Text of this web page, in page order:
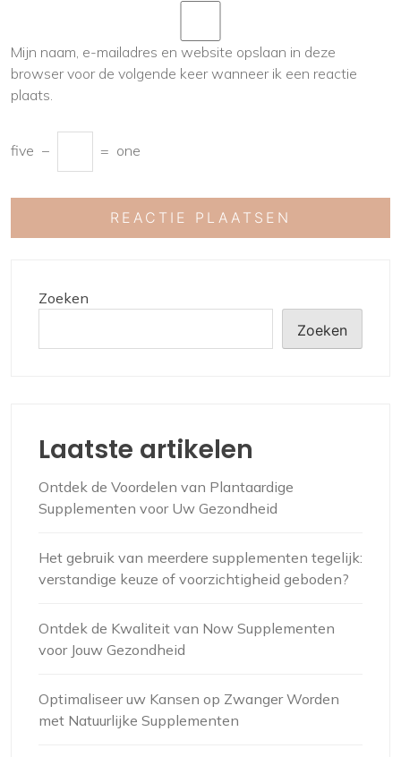
Mijn naam, e-mailadres en website opslaan in deze
browser voor de volgende keer wanneer ik een reactie
plaats.
five − = one
Zoeken
Zoeken
Laatste artikelen
Ontdek de Voordelen van Plantaardige
Supplementen voor Uw Gezondheid
Het gebruik van meerdere supplementen tegelijk:
verstandige keuze of voorzichtigheid geboden?
Ontdek de Kwaliteit van Now Supplementen
voor Jouw Gezondheid
Optimaliseer uw Kansen op Zwanger Worden
met Natuurlijke Supplementen